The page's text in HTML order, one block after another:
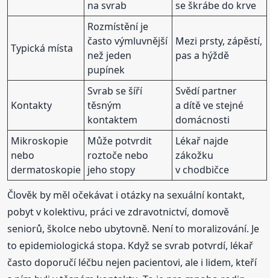
na svrab
se škrábe do krve
Typická místa
Rozmístění je
často výmluvnější
než jeden
pupínek
Mezi prsty, zápěstí,
pas a hýždě
Kontakty
Svrab se šíří
těsným
kontaktem
Svědí partner
a dítě ve stejné
domácnosti
Mikroskopie
nebo
dermatoskopie
Může potvrdit
roztoče nebo
jeho stopy
Lékař najde
zákožku
v chodbičce
Člověk by měl očekávat i otázky na sexuální kontakt,
pobyt v kolektivu, práci ve zdravotnictví, domově
seniorů, školce nebo ubytovně. Není to moralizování. Je
to epidemiologická stopa. Když se svrab potvrdí, lékař
často doporučí léčbu nejen pacientovi, ale i lidem, kteří